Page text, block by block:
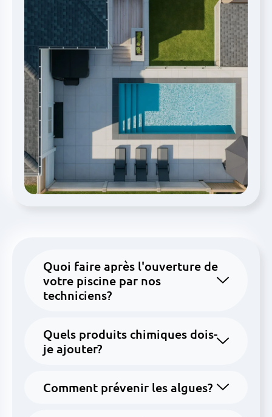
Quoi faire après l'ouverture de
votre piscine par nos
techniciens?
Quels produits chimiques dois-
je ajouter?
Comment prévenir les algues?